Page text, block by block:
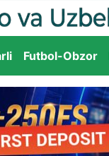
Futbol-Obzor